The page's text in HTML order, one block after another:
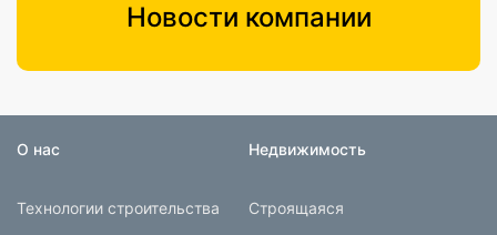
Новости компании
О нас
Технологии строительства
Недвижимость
Строящаяся